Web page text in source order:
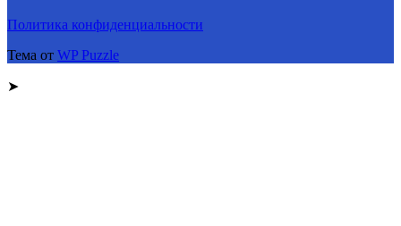
Политика конфиденциальности
Тема от WP Puzzle
➤